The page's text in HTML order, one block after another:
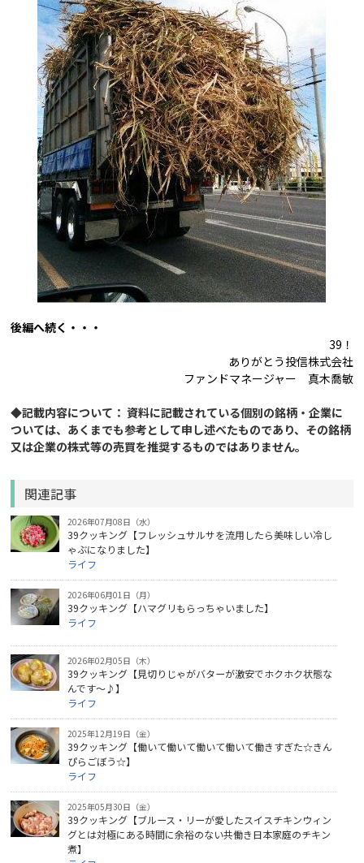
後編へ続く・・・
39！
ありがとう投信株式会社
ファンドマネージャー 真木喬敏
◆記載内容について： 資料に記載されている個別の銘柄・企業に
ついては、あくまでも参考として申し述べたものであり、その銘柄
又は企業の株式等の売買を推奨するものではありません。
関連記事
2026年07月08日（水）
39クッキング【フレッシュサルサを流用したら美味しい冷し
ゃぶになりました】
ライフ
2026年06月01日（月）
39クッキング【ハマグリもらっちゃいました】
ライフ
2026年02月05日（木）
39クッキング【見切りじゃがバターが激安でホクホク状態な
んです～♪】
ライフ
2025年12月19日（金）
39クッキング【働いて働いて働いて働いて働きすぎた☆きん
ぴらごぼう☆】
ライフ
2025年05月30日（金）
39クッキング【ブルース・リーが愛したスイスチキンウィン
グとは対極にある時間に余裕のない共働き日本家庭のチキン
煮】